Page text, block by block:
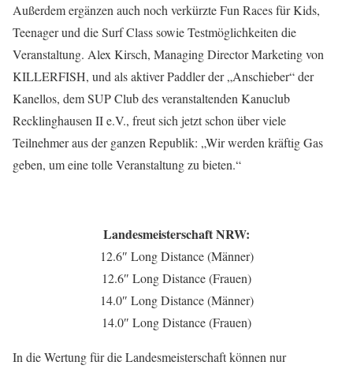
Außerdem ergänzen auch noch verkürzte Fun Races für Kids,
Teenager und die Surf Class sowie Testmöglichkeiten die
Veranstaltung. Alex Kirsch, Managing Director Marketing von
KILLERFISH, und als aktiver Paddler der „Anschieber“ der
Kanellos, dem SUP Club des veranstaltenden Kanuclub
Recklinghausen II e.V., freut sich jetzt schon über viele
Teilnehmer aus der ganzen Republik: „Wir werden kräftig Gas
geben, um eine tolle Veranstaltung zu bieten.“
Landesmeisterschaft NRW:
12.6″ Long Distance (Männer)
12.6″ Long Distance (Frauen)
14.0″ Long Distance (Männer)
14.0″ Long Distance (Frauen)
In die Wertung für die Landesmeisterschaft können nur